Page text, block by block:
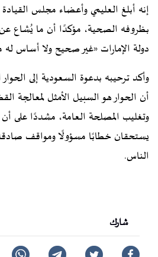
إنه أبلغ العليمي وأعضاء مجلس
بظروفه الصحية، مؤكدًا أن ما يُشاع
دولة الإمارات «غير صحيح ولا أساس
وأكد ترحيبه بدعوة السعودية إلى الحوار
أن الحوار هو السبيل الأمثل لمعالجة
وتغليب المصلحة العامة، مشددًا على
يستحقان خطابًا مسؤولًا ومواقف
الناس.
شارك